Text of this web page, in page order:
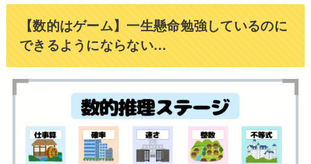
【数的はゲーム】一生懸命勉強しているのに
できるようにならない…